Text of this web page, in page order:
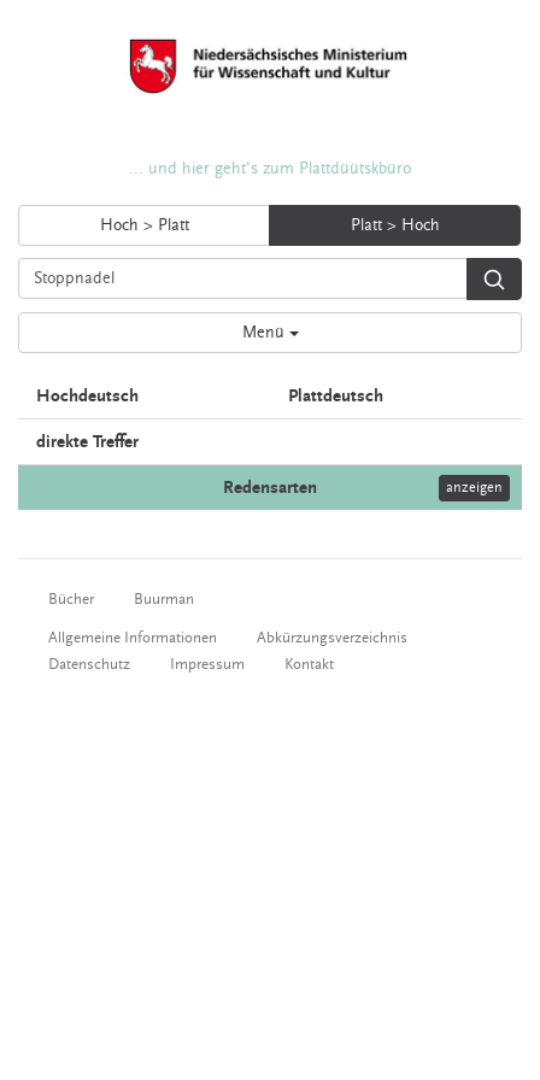
... und hier geht's zum Plattdüütskbüro
Hoch > Platt Platt > Hoch
Menü
Hochdeutsch Plattdeutsch
direkte Treffer
Redensarten anzeigen
Bücher Buurman
Allgemeine Informationen
Abkürzungsverzeichnis
Datenschutz
Impressum Kontakt